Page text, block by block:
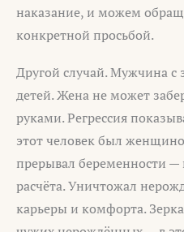
наказание, и можем
конкретной просьбой.
Другой случай. Мужчина
детей. Жена не может
руками. Регрессия
этот человек был
прерывал беременности —
расчёта. Уничтожал
карьеры и комфорта.